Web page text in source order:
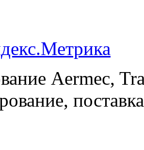
Aermec,